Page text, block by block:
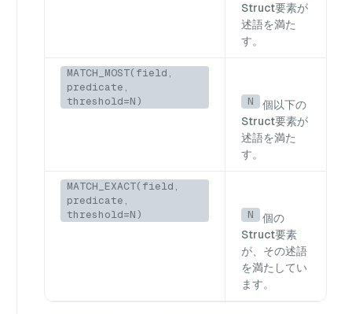
Struct要素が
述語を満た
す。
MATCH_MOST(field,
predicate,
threshold=N)
N
個以下の
Struct要素が
述語を満た
す。
MATCH_EXACT(field,
predicate,
threshold=N)
N
個の
Struct要素
が、その述語
を満たしてい
ます。